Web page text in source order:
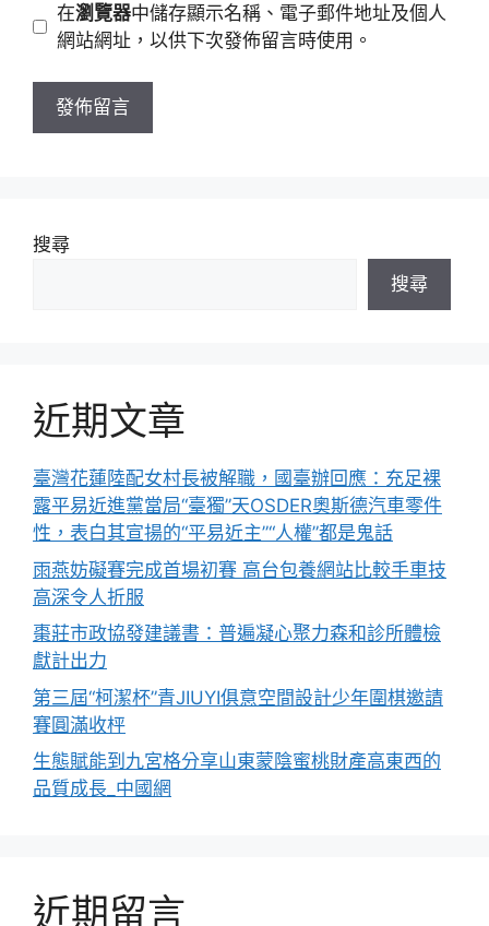
址
站
址
在瀏覽器中儲存顯示名稱、電子郵件地址及個人
網站網址，以供下次發佈留言時使用。
搜尋
搜尋
近期文章
臺灣花蓮陸配女村長被解職，國臺辦回應：充足裸
露平易近進黨當局“臺獨”天OSDER奧斯德汽車零件
性，表白其宣揚的“平易近主”“人權”都是鬼話
雨燕妨礙賽完成首場初賽 高台包養網站比較手車技
高深令人折服
棗莊市政協發建議書：普遍凝心聚力森和診所體檢
獻計出力
第三屆“柯潔杯”青JIUYI俱意空間設計少年圍棋邀請
賽圓滿收枰
生態賦能到九宮格分享山東蒙陰蜜桃財產高東西的
品質成長_中國網
近期留言